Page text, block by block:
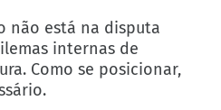
não está na disputa
internas de
Como se posicionar,